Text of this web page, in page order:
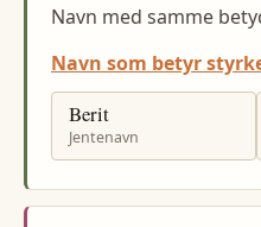
Navn med samme
Navn som betyr
Berit
Jentenavn